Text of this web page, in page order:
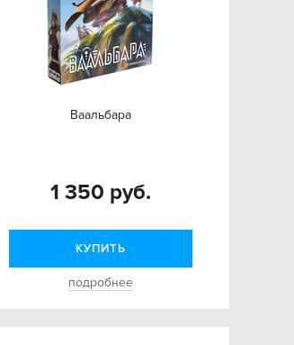
Ваальбара
1 350 руб.
КУПИТЬ
подробнее